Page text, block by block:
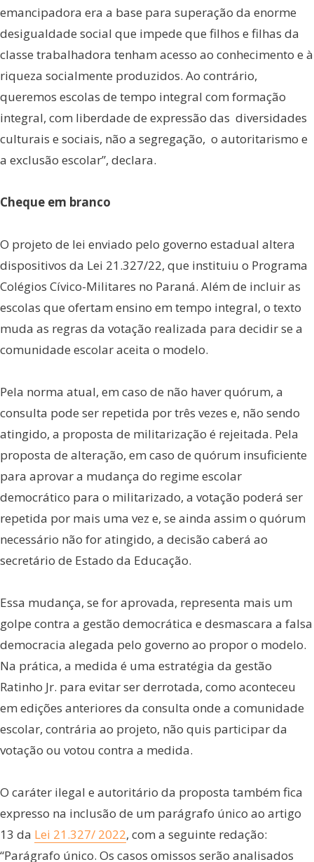
emancipadora era a base para superação da enorme
desigualdade social que impede que filhos e filhas da
classe trabalhadora tenham acesso ao conhecimento e à
riqueza socialmente produzidos. Ao contrário,
queremos escolas de tempo integral com formação
integral, com liberdade de expressão das diversidades
culturais e sociais, não a segregação, o autoritarismo e
a exclusão escolar”, declara.
Cheque em branco
O projeto de lei enviado pelo governo estadual altera
dispositivos da Lei 21.327/22, que instituiu o Programa
Colégios Cívico-Militares no Paraná. Além de incluir as
escolas que ofertam ensino em tempo integral, o texto
muda as regras da votação realizada para decidir se a
comunidade escolar aceita o modelo.
Pela norma atual, em caso de não haver quórum, a
consulta pode ser repetida por três vezes e, não sendo
atingido, a proposta de militarização é rejeitada. Pela
proposta de alteração, em caso de quórum insuficiente
para aprovar a mudança do regime escolar
democrático para o militarizado, a votação poderá ser
repetida por mais uma vez e, se ainda assim o quórum
necessário não for atingido, a decisão caberá ao
secretário de Estado da Educação.
Essa mudança, se for aprovada, representa mais um
golpe contra a gestão democrática e desmascara a falsa
democracia alegada pelo governo ao propor o modelo.
Na prática, a medida é uma estratégia da gestão
Ratinho Jr. para evitar ser derrotada, como aconteceu
em edições anteriores da consulta onde a comunidade
escolar, contrária ao projeto, não quis participar da
votação ou votou contra a medida.
O caráter ilegal e autoritário da proposta também fica
expresso na inclusão de um parágrafo único ao artigo
13 da Lei 21.327/ 2022, com a seguinte redação:
“Parágrafo único. Os casos omissos serão analisados